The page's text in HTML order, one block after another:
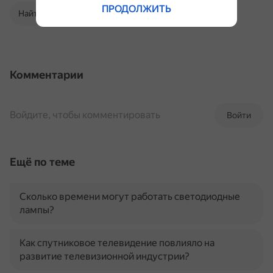
Найти в Поиске
Комментарии
Войти
Войдите, чтобы комментировать
Ещё по теме
Сколько времени могут работать светодиодные
лампы?
Как спутниковое телевидение повлияло на
развитие телевизионной индустрии?
ПРОДОЛЖИТЬ